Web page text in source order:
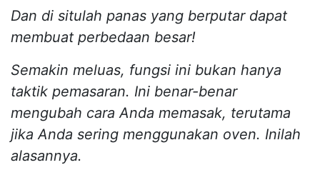
Dan di situlah panas yang berputar dapat
membuat perbedaan besar!
Semakin meluas, fungsi ini bukan hanya
taktik pemasaran. Ini benar-benar
mengubah cara Anda memasak, terutama
jika Anda sering menggunakan oven. Inilah
alasannya.